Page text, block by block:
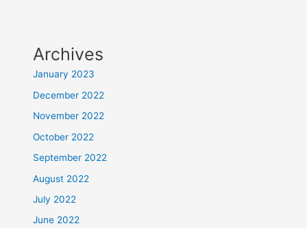
Archives
January 2023
December 2022
November 2022
October 2022
September 2022
August 2022
July 2022
June 2022